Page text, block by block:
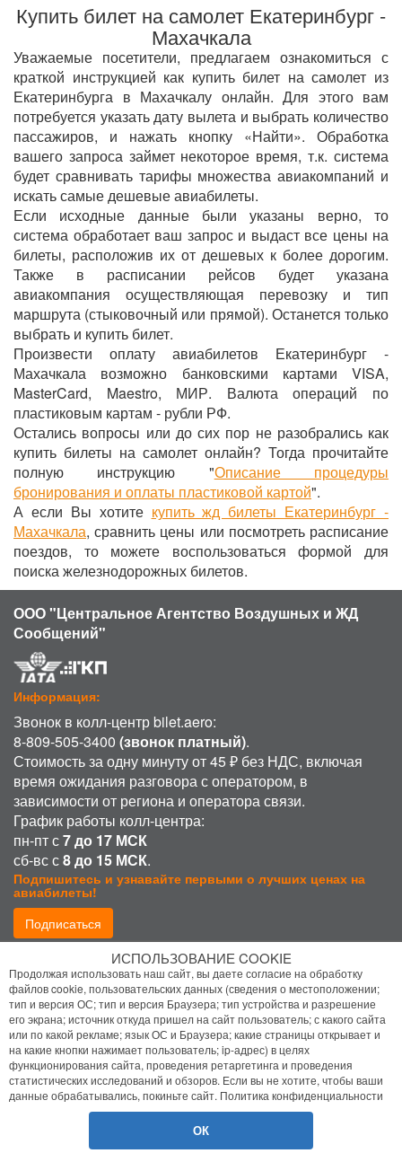
Купить билет на самолет Екатеринбург -
Махачкала
Уважаемые посетители, предлагаем ознакомиться с
краткой инструкцией как купить билет на самолет из
Екатеринбурга в Махачкалу онлайн. Для этого вам
потребуется указать дату вылета и выбрать количество
пассажиров, и нажать кнопку «Найти». Обработка
вашего запроса займет некоторое время, т.к. система
будет сравнивать тарифы множества авиакомпаний и
искать самые дешевые авиабилеты.
Если исходные данные были указаны верно, то
система обработает ваш запрос и выдаст все цены на
билеты, расположив их от дешевых к более дорогим.
Также в расписании рейсов будет указана
авиакомпания осуществляющая перевозку и тип
маршрута (стыковочный или прямой). Останется только
выбрать и купить билет.
Произвести оплату авиабилетов Екатеринбург -
Махачкала возможно банковскими картами VISA,
MasterCard, Maestro, МИР. Валюта операций по
пластиковым картам - рубли РФ.
Остались вопросы или до сих пор не разобрались как
купить билеты на самолет онлайн? Тогда прочитайте
полную инструкцию "Описание процедуры
бронирования и оплаты пластиковой картой".
А если Вы хотите купить жд билеты Екатеринбург -
Махачкала, сравнить цены или посмотреть расписание
поездов, то можете воспользоваться формой для
поиска железнодорожных билетов.
ООО "Центральное Агентство Воздушных и ЖД
Сообщений"
Информация:
Звонок в колл-центр bilet.aero:
8-809-505-3400 (звонок платный).
Стоимость за одну минуту от 45 ₽ без НДС, включая
время ожидания разговора с оператором, в
зависимости от региона и оператора связи.
График работы колл-центра:
пн-пт с7 до 17 МСК
сб-вс с8 до 15 МСК.
Подпишитесь и узнавайте первыми о лучших ценах на
авиабилеты!
Подписаться
Присоединиться:
Политика конфиденциальности
Помощь
- Все права защищены
ИСПОЛЬЗОВАНИЕ COOKIE
Продолжая использовать наш сайт, вы даете согласие на обработку
файлов cookie, пользовательских данных (сведения о местоположении;
тип и версия ОС; тип и версия Браузера; тип устройства и разрешение
его экрана; источник откуда пришел на сайт пользователь; с какого сайта
или по какой рекламе; язык ОС и Браузера; какие страницы открывает и
на какие кнопки нажимает пользователь; ip-адрес) в целях
функционирования сайта, проведения ретаргетинга и проведения
статистических исследований и обзоров. Если вы не хотите, чтобы ваши
данные обрабатывались, покиньте сайт. Политика конфиденциальности
ОК